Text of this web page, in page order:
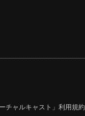
チャルキャスト」利用規約